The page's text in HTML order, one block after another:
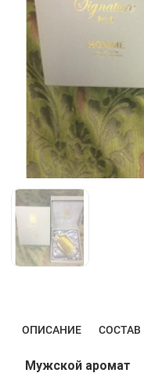
ОПИСАНИЕ СОСТАВ
Мужской аромат